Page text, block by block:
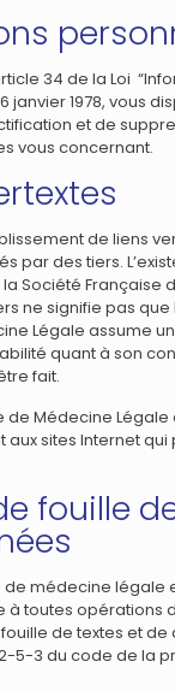
34 de la Loi
janvier 1978, vous
et de
vous concernant.
de liens
par des tiers.
Société Française
ne signifie pas
Légale assume
quant à son
fait.
de Médecine
sites Internet qui
fouille
médecine légale
à toutes opérations
de textes et de
5-3 du code de la